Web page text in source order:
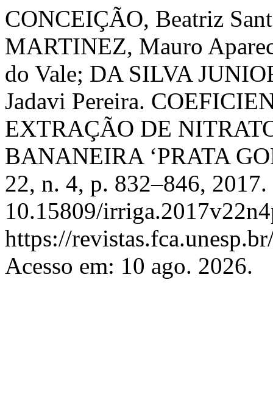
CONCEIÇÃO, Beatriz
MARTINEZ, Mauro
do Vale; DA SILVA
Jadavi Pereira.
EXTRAÇÃO DE
BANANEIRA ‘PRATA
22, n. 4, p. 832–846,
10.15809/
https://
Acesso em: 10 ago. 2026.